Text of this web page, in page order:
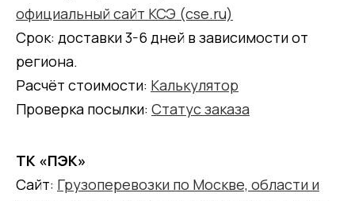
официальный сайт КСЭ (cse.ru)
Срок: доставки 3-6 дней в зависимости от
региона.
Расчёт стоимости: Калькулятор
Проверка посылки: Статус заказа
ТК «ПЭК»
Сайт: Грузоперевозки по Москве, области и